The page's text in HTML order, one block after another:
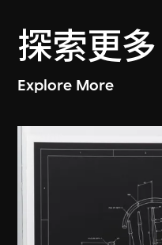
探索更多
Explore More